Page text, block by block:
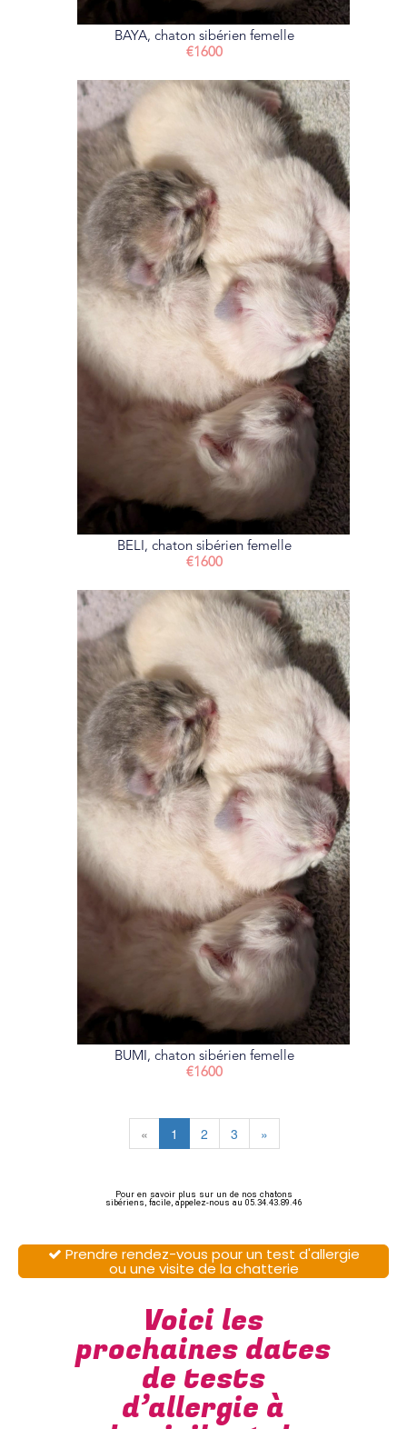
BAYA, chaton sibérien femelle
€1600
BELI, chaton sibérien femelle
€1600
BUMI, chaton sibérien femelle
€1600
« 1 2 3 »
Pour en savoir plus sur un de nos chatons
sibériens, facile, appelez-nous au 05.34.43.89.46
 Prendre rendez-vous pour un test d'allergie
ou une visite de la chatterie
Voici les
prochaines dates
de tests
d’allergie à